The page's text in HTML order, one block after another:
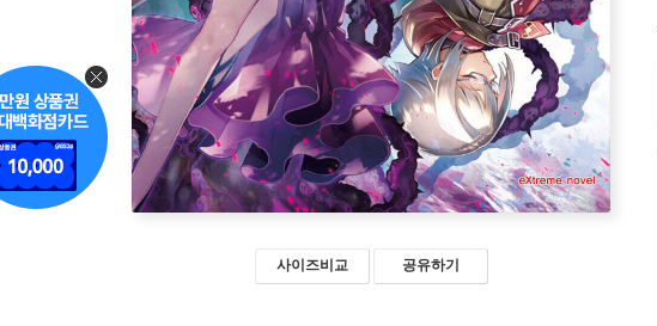
사이즈비교 공유하기